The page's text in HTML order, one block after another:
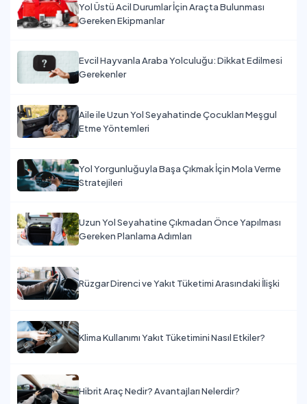
Yol Üstü Acil Durumlar İçin Araçta Bulunması
Gereken Ekipmanlar
Evcil Hayvanla Araba Yolculuğu: Dikkat Edilmesi
Gerekenler
Aile ile Uzun Yol Seyahatinde Çocukları Meşgul
Etme Yöntemleri
Yol Yorgunluğuyla Başa Çıkmak İçin Mola Verme
Stratejileri
Uzun Yol Seyahatine Çıkmadan Önce Yapılması
Gereken Planlama Adımları
Rüzgar Direnci ve Yakıt Tüketimi Arasındaki İlişki
Klima Kullanımı Yakıt Tüketimini Nasıl Etkiler?
Hibrit Araç Nedir? Avantajları Nelerdir?